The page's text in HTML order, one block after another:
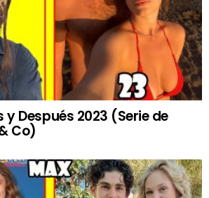
y Después 2023 (Serie de
Co)